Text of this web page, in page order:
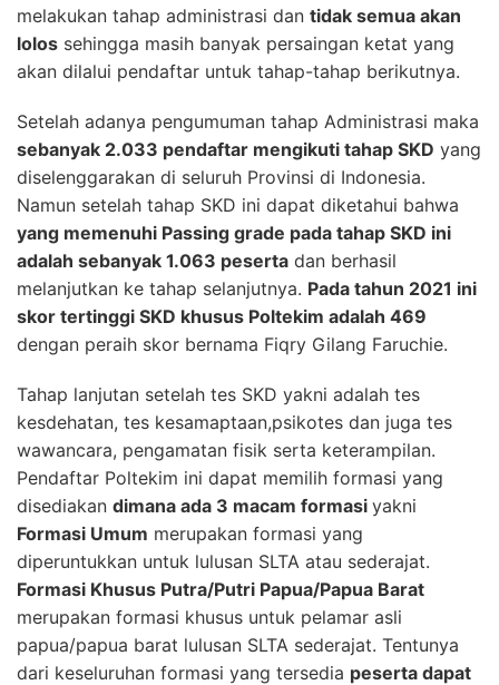
melakukan tahap administrasi dan tidak semua akan
lolos sehingga masih banyak persaingan ketat yang
akan dilalui pendaftar untuk tahap-tahap berikutnya.
Setelah adanya pengumuman tahap Administrasi maka
sebanyak 2.033 pendaftar mengikuti tahap SKD yang
diselenggarakan di seluruh Provinsi di Indonesia.
Namun setelah tahap SKD ini dapat diketahui bahwa
yang memenuhi Passing grade pada tahap SKD ini
adalah sebanyak 1.063 peserta dan berhasil
melanjutkan ke tahap selanjutnya. Pada tahun 2021 ini
skor tertinggi SKD khusus Poltekim adalah 469
dengan peraih skor bernama Fiqry Gilang Faruchie.
Tahap lanjutan setelah tes SKD yakni adalah tes
kesdehatan, tes kesamaptaan,psikotes dan juga tes
wawancara, pengamatan fisik serta keterampilan.
Pendaftar Poltekim ini dapat memilih formasi yang
disediakan dimana ada 3 macam formasi yakni
Formasi Umum merupakan formasi yang
diperuntukkan untuk lulusan SLTA atau sederajat.
Formasi Khusus Putra/Putri Papua/Papua Barat
merupakan formasi khusus untuk pelamar asli
papua/papua barat lulusan SLTA sederajat. Tentunya
dari keseluruhan formasi yang tersedia peserta dapat